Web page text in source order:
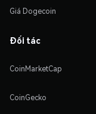
Giá Dogecoin
Đối tác
CoinMarketCap
CoinGecko